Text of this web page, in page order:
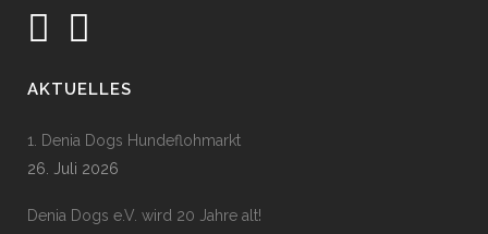
AKTUELLES
1. Denia Dogs Hundeflohmarkt
26. Juli 2026
Denia Dogs e.V. wird 20 Jahre alt!